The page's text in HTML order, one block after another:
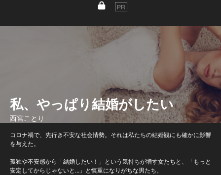
PR
私、やっぱり結婚がしたい
西宮ことり
コロナ禍で、先行き不安な社会情勢。それは私たちの結婚観にも確かに影響
を与えた。
孤独や不安感から「結婚したい！」という気持ちが増す女たちと、「もっと
安定してからじゃないと...」と慎重になりがちな男たち。